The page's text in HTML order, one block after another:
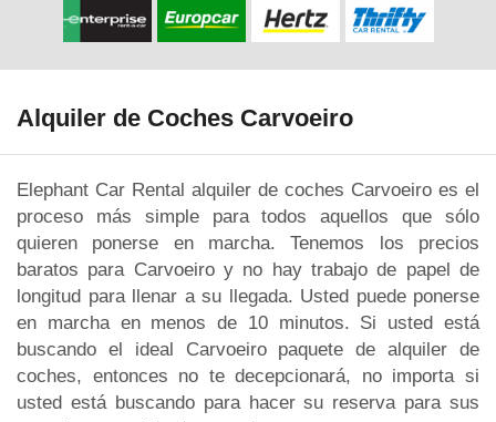
Alquiler de Coches Carvoeiro
Elephant Car Rental alquiler de coches Carvoeiro es el
proceso más simple para todos aquellos que sólo
quieren ponerse en marcha. Tenemos los precios
baratos para Carvoeiro y no hay trabajo de papel de
longitud para llenar a su llegada. Usted puede ponerse
en marcha en menos de 10 minutos. Si usted está
buscando el ideal Carvoeiro paquete de alquiler de
coches, entonces no te decepcionará, no importa si
usted está buscando para hacer su reserva para sus